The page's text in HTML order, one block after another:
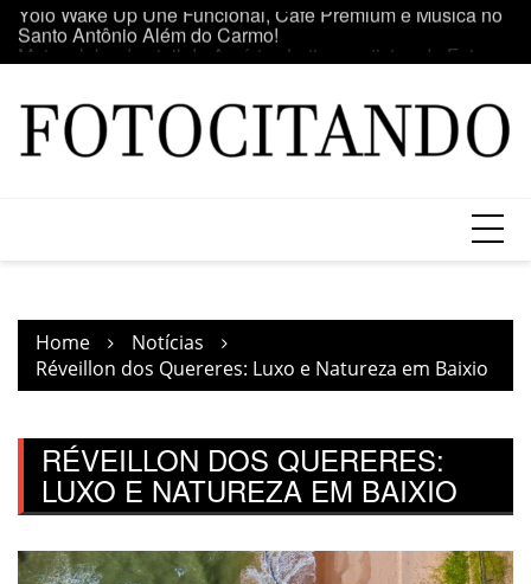
Skip
content
Maior clube de vinil da América Latina participa da Feira
do Vinil no Shopping Center Lapa
Home
Notícias
Réveillon dos Quereres: Luxo e Natureza em Baixio
RÉVEILLON DOS QUERERES:
LUXO E NATUREZA EM BAIXIO